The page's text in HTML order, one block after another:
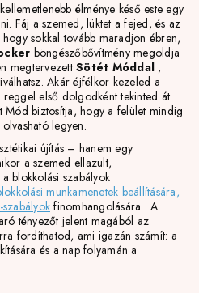
élménye késő este egy
Fáj a szemed, lüktet a fejed, és az
sokkal tovább maradjon ébren,
böngészőbővítmény megoldja
megtervezett Sötét Móddal ,
Akár éjfélkor kezeled a
első dolgodként tekinted át
Mód biztosítja, hogy a felület mindig
legyen.
újítás – hanem egy
a szemed ellazult,
blokkolási szabályok
munkamenetek beállítására,
szabályok finomhangolására . A
tényezőt jelent magából az
fordíthatod, ami igazán számít: a
és a nap folyamán a